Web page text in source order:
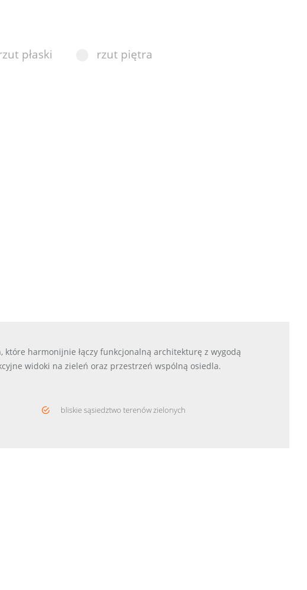
płaski rzut piętra
harmonijnie łączy funkcjonalną architekturę z wygodą
widoki na zieleń oraz przestrzeń wspólną osiedla.
bliskie sąsiedztwo terenów zielonych